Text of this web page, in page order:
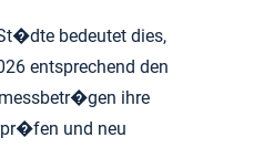
bedeutet dies,
entsprechend den
ihre
und neu